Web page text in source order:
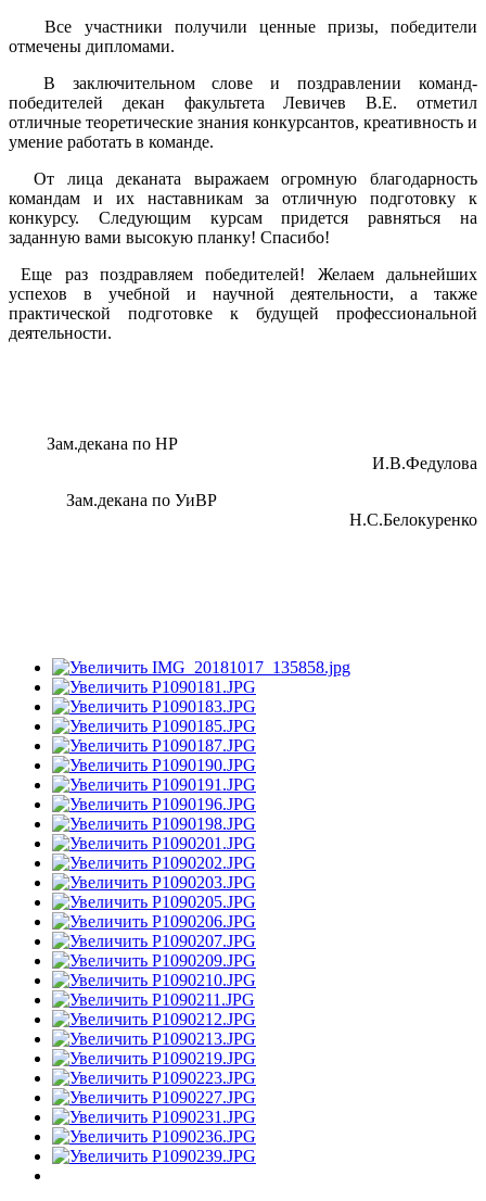
Все участники получили ценные призы, победители
отмечены дипломами.
В заключительном слове и поздравлении команд-
победителей декан факультета Левичев В.Е. отметил
отличные теоретические знания конкурсантов, креативность и
умение работать в команде.
От лица деканата выражаем огромную благодарность
командам и их наставникам за отличную подготовку к
конкурсу. Следующим курсам придется равняться на
заданную вами высокую планку! Спасибо!
Еще раз поздравляем победителей! Желаем дальнейших
успехов в учебной и научной деятельности, а также
практической подготовке к будущей профессиональной
деятельности.
Зам.декана по НР
И.В.Федулова
Зам.декана по УиВР
Н.С.Белокуренко